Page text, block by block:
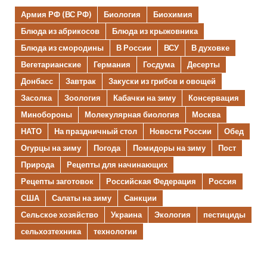
Армия РФ (ВС РФ) Биология
Биохимия
Блюда из абрикосов
Блюда из крыжовника
Блюда из смородины
В России ВСУ
В духовке
Вегетарианские
Германия Госдума
Десерты
Донбасс
Завтрак
Закуски из грибов и овощей
Засолка
Зоология Кабачки на зиму
Консервация
Минобороны
Молекулярная биология
Москва
НАТО
На праздничный стол Новости России
Обед
Огурцы на зиму
Погода Помидоры на зиму
Пост
Природа
Рецепты для начинающих
Рецепты заготовок
Российская Федерация
Россия
США
Салаты на зиму
Санкции
Сельское хозяйство
Украина Экология
пестициды
сельхозтехника
технологии